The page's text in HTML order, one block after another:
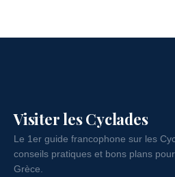
Visiter les Cyclades
Le 1er guide francophone sur les
conseils pratiques et bons plans
Grèce.